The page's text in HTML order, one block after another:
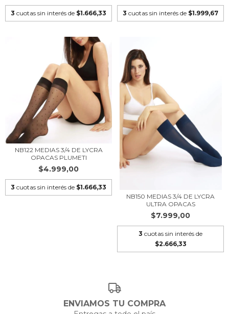
3 cuotas sin interés de $1.666,33 3 cuotas sin interés de $1.999,67
NB122 MEDIAS 3/4 DE LYCRA
OPACAS PLUMETI
$4.999,00
3 cuotas sin interés de $1.666,33
NB150 MEDIAS 3/4 DE LYCRA
ULTRA OPACAS
$7.999,00
3 cuotas sin interés de
$2.666,33
ENVIAMOS TU COMPRA